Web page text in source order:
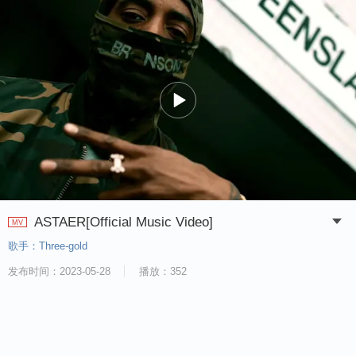
MV ASTAER[Official Music Video]
歌手： Three-gold
发布时间： 2023-05-28 播放： 352